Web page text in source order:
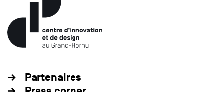
Partenaires